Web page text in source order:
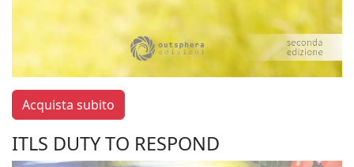
Acquista subito
ITLS DUTY TO RESPOND